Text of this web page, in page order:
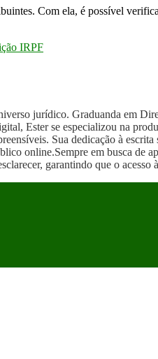
Com ela, é possível
IRPF
jurídico. Graduanda em
Ester se especializou na
Sua dedicação à
online.Sempre em busca de
garantindo que o acesso